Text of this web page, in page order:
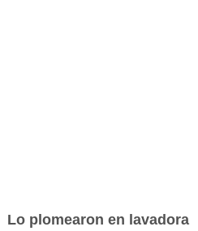
Lo plomearon en lavadora